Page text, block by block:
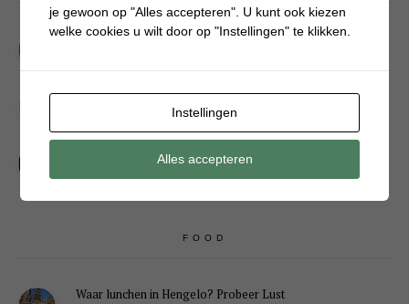
Simpele DIY: Maak een geurroos van watten
Kerstengel maken van een houten wasknijper
Sneeuwpopkrans maken om bij de voordeur te hangen
FOOD
Waar lunchen in Hengelo? Probeer Lust
je gewoon op "Alles accepteren". U kunt ook kiezen
welke cookies u wilt door op "Instellingen" te klikken.
Instellingen
Alles accepteren